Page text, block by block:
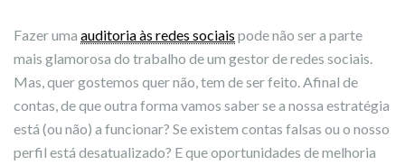
Fazer uma auditoria às redes sociais pode não ser a parte
mais glamorosa do trabalho de um gestor de redes sociais.
Mas, quer gostemos quer não, tem de ser feito. Afinal de
contas, de que outra forma vamos saber se a nossa estratégia
está (ou não) a funcionar? Se existem contas falsas ou o nosso
perfil está desatualizado? E que oportunidades de melhoria